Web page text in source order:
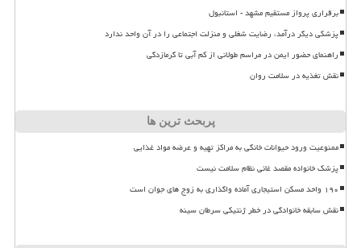
برقراری پرواز مستقیم مشهد - استانبول
پزشکی دیگر درآمد، رضایت شغلی و منزلت اجتماعی را در آن واحد ندارد
راهنمای حضور ایمن در مراسم طولانی از کم آبی تا گرمازدگی
نقش تغذیه در سلامت روان
پربحث ترین ها
ممنوعیت ورود حیوانات خانگی به مراکز تهیه و عرضه مواد غذایی
پزشک خانواده مقصد غائی نظام سلامت نیست
۱۹۰ واحد مسکن استیجاری آماده واگذاری به زوج های جوان است
نقش سابقه خانوادگی در خطر ژنتیکی سرطان سینه